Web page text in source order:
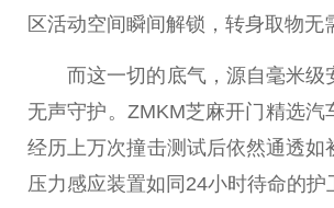
区活动空间瞬间解锁，转身取物无
而这一切的底气，源自毫米级
无声守护。ZMKM芝麻开门精选汽
经历上万次撞击测试后依然通透如
压力感应装置如同24小时待命的护